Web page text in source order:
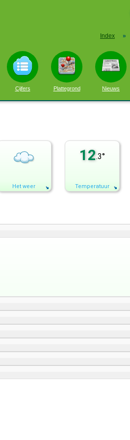
Index »
Cijfers Plattegrond Nieuws
Het weer
12.3°
Temperatuur